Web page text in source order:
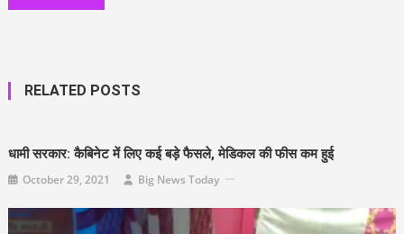
RELATED POSTS
धामी सरकार: कैबिनेट में लिए कई बड़े फैसले, मेडिकल की फीस कम हुई
October 29, 2021 Big News Today